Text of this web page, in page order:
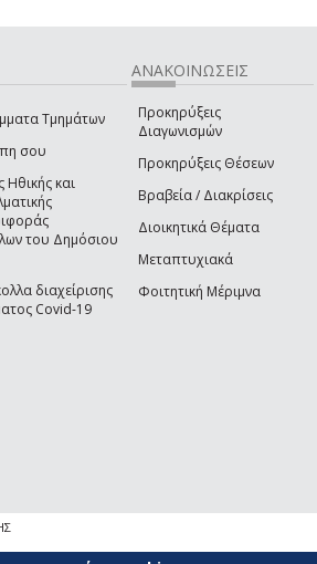
Τμημάτων
σου
Ηθικής και
του Δημόσιου
διαχείρισης
Covid-19
ΑΝΑΚΟΙΝΩΣΕΙΣ
Προκηρύξεις
Διαγωνισμών
Προκηρύξεις Θέσεων
Βραβεία / Διακρίσεις
Διοικητικά Θέματα
Μεταπτυχιακά
Φοιτητική Μέριμνα